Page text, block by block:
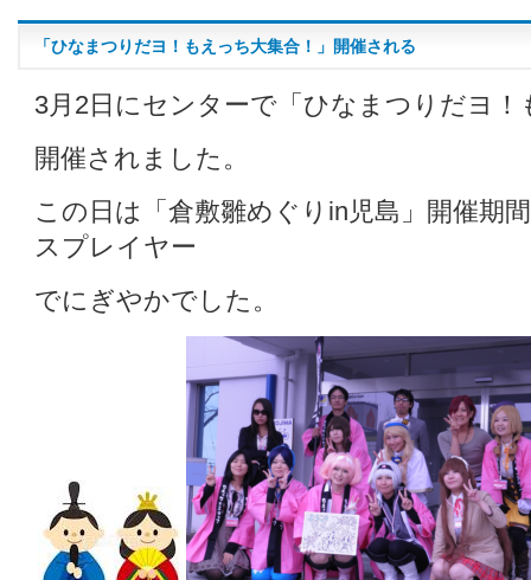
「ひなまつりだヨ！もえっち大集合！」開催される
3月2日にセンターで「ひなまつりだヨ
開催されました。
この日は「倉敷雛めぐりin児島」開催期
スプレイヤー
でにぎやかでした。